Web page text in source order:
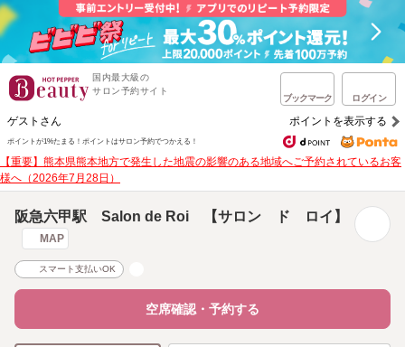
国内最大級の
サロン予約サイト
ブックマーク ログイン
ゲストさん ポイントを表示する
ポイントが1%たまる！ ポイントはサロン予約でつかえる！
【重要】熊本県熊本地方で発生した地震の影響のある地域へご予約されているお客
様へ（2026年7月28日）
阪急六甲駅 Salon de Roi 【サロン ド ロイ】
MAP
スマート支払いOK
空席確認・予約する